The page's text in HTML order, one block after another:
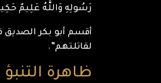
رَسُولِهِ وَاللَّهُ عَلِيمٌ
أقسم أبو بكر الصديق
لقاتلتهم”.
ظاهرة التنبؤ